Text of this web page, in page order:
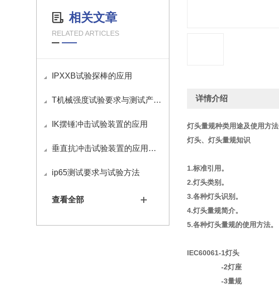
相关文章
RELATED ARTICLES
IPXXB试验探棒的应用
T机械强度试验要求与测试产品介绍
IK摆锤冲击试验装置的应用
垂直抗冲击试验装置的应用与操作方法
ip65测试要求与试验方法
查看全部
详情介绍
灯头量规种类用途及使用方法
灯头、灯头量规知识
1.标准引用。
2.灯头类别。
3.各种灯头识别。
4.灯头量规简介。
5.各种灯头量规的使用方法。
IEC60061-1灯头
-2灯座
-3量规